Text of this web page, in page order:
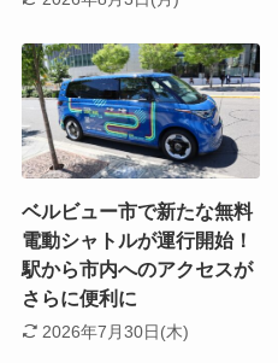
ベルビュー市で新たな無料
電動シャトルが運行開始！
駅から市内へのアクセスが
さらに便利に
2026年7月30日(木)